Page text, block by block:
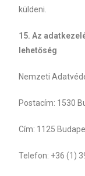
küldeni.
15. Az
lehetőség
Nemzeti
Postacím: 1530
Cím: 1125
Telefon: +36 (1)